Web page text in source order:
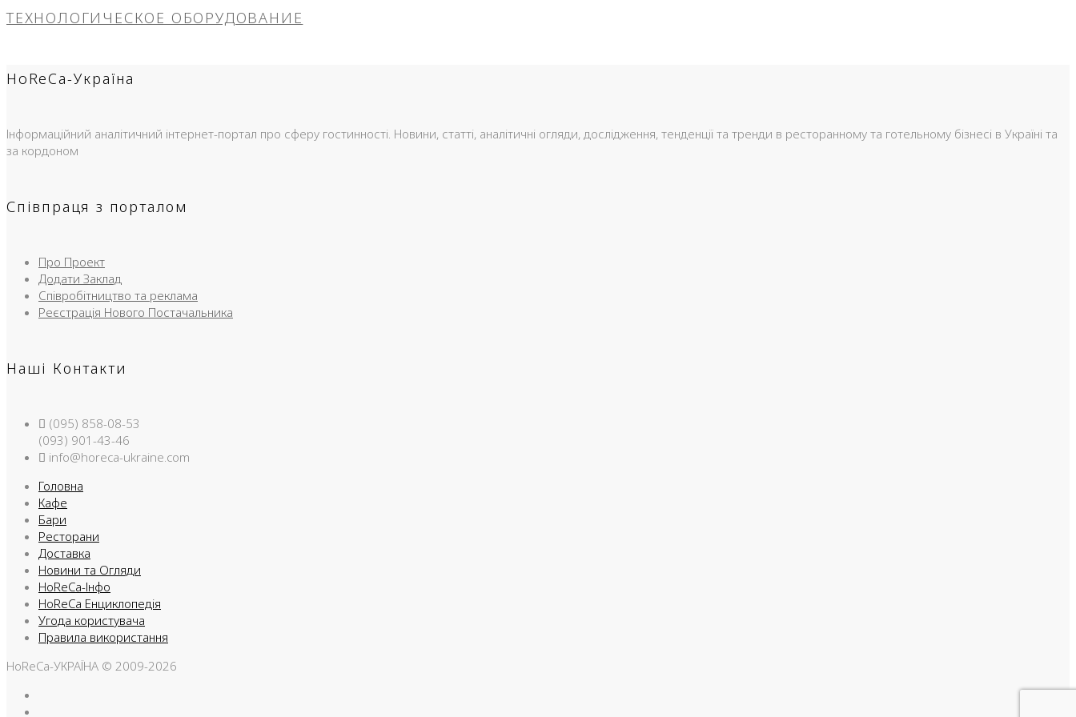
ТЕХНОЛОГИЧЕСКОЕ ОБОРУДОВАНИЕ
HoReCa-Україна
Інформаційний аналітичний інтернет-портал про сферу гостинності. Новини, статті, аналітичні огляди, дослідження, тенденції та тренди в ресторанному та готельному бізнесі в Україні та
за кордоном
Співпраця з порталом
Про Проект
Додати Заклад
Співробітництво та реклама
Реєстрація Нового Постачальника
Наші Контакти
(095) 858-08-53
(093) 901-43-46
info@horeca-ukraine.com
Головна
Кафе
Бари
Ресторани
Доставка
Новини та Огляди
HoReCa-Інфо
HoReCa Енциклопедія
Угода користувача
Правила використання
HoReCa-УКРАЇНА © 2009-2026